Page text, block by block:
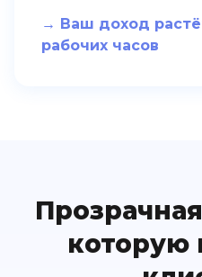
→ Ваш доход
рабочих часов
которую